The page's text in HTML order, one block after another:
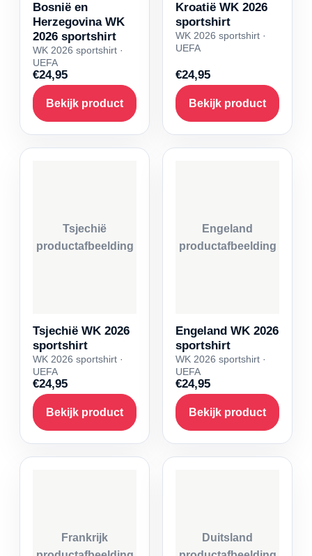
Bosnië en
Herzegovina WK
2026 sportshirt
WK 2026 sportshirt ·
UEFA
€24,95
Bekijk product
Kroatië WK 2026
sportshirt
WK 2026 sportshirt ·
UEFA
€24,95
Bekijk product
Tsjechië
productafbeelding
Tsjechië WK 2026
sportshirt
WK 2026 sportshirt ·
UEFA
€24,95
Bekijk product
Engeland
productafbeelding
Engeland WK 2026
sportshirt
WK 2026 sportshirt ·
UEFA
€24,95
Bekijk product
Frankrijk
Duitsland